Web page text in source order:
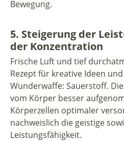
Bewegung.
5. Steigerung der
der Konzentration
Frische Luft und tief
Rezept für kreative Ideen
Wunderwaffe: Sauerstoff.
vom Körper besser
Körperzellen optimaler
nachweislich die geistige
Leistungsfähigkeit.